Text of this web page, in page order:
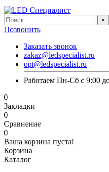
×
Позвонить
Заказать звонок
zakaz@ledspecialist.ru
opt@ledspecialist.ru
Работаем Пн-Сб с 9:00
0
Закладки
0
Сравнение
0
Ваша корзина пуста!
Корзина
Каталог